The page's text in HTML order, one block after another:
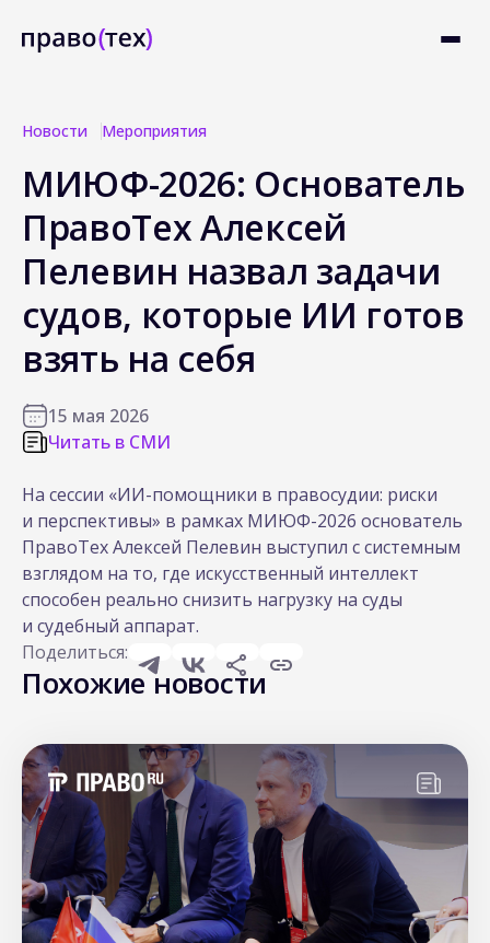
Новости Мероприятия
МИЮФ-2026: Основатель
ПравоТех Алексей
Пелевин назвал задачи
судов, которые ИИ готов
взять на себя
15 мая 2026
Читать в СМИ
На сессии «ИИ-помощники в правосудии: риски
и перспективы» в рамках МИЮФ-2026 основатель
ПравоТех Алексей Пелевин выступил с системным
взглядом на то, где искусственный интеллект
способен реально снизить нагрузку на суды
и судебный аппарат.
Поделиться:
Похожие новости